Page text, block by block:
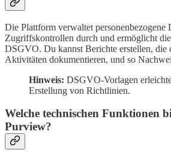
Die Plattform verwaltet personenbezogene
Zugriffskontrollen durch und ermöglicht
DSGVO. Du kannst Berichte erstellen, die
Aktivitäten dokumentieren, und so
Hinweis: DSGVO-Vorlagen
Erstellung von Richtlinien.
Welche technischen Funktionen
Purview?